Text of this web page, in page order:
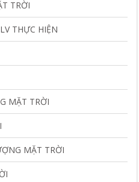
TRỜI
THỰC HIỆN
MẶT TRỜI
MẶT TRỜI